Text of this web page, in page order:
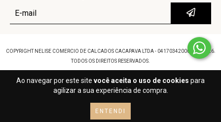
Ao navegar por este site você aceita o uso de cookies para
agilizar a sua experiência de compra.
ENTENDI
COPYRIGHT NELISE COMERCIO DE CALCADOS CACAPAVA LTDA - 04170342000100 - 2026.
TODOS OS DIREITOS RESERVADOS.